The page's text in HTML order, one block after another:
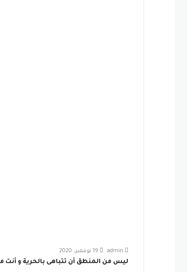
admin 19 نوفمبر، 2020
ليس من المنطق أن تتباهى بالحرية و أنت